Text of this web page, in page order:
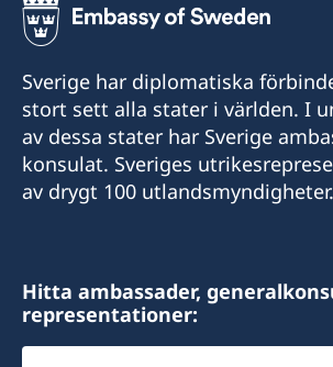
Sverige har diplomatiska
stort sett alla stater i världen. I
av dessa stater har Sverige
konsulat. Sveriges
av drygt 100 utlandsmyndigheter.
Hitta ambassader,
representationer: